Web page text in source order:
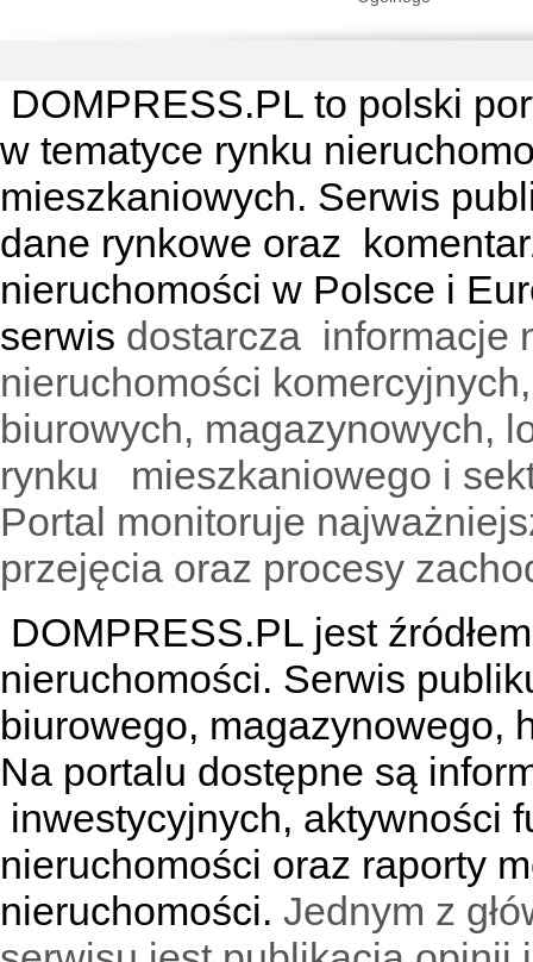
DOMPRESS.PL to polski
w tematyce rynku
mieszkaniowych. Serwis
dane rynkowe oraz
nieruchomości w Polsce i
serwis dostarcza informacje
nieruchomości
biurowych, magazynowych,
rynku mieszkaniowego i
Portal monitoruje
przejęcia oraz procesy
DOMPRESS.PL jest
nieruchomości. Serwis
biurowego, magazynowego,
Na portalu dostępne są
inwestycyjnych, aktywności
nieruchomości oraz raporty
nieruchomości. Jednym z